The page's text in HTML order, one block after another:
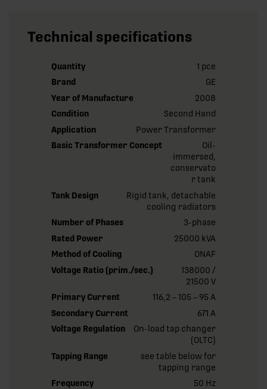
Technical specifications
Quantity
1 pce
Brand
GE
Year of Manufacture
2008
Condition
Second Hand
Application
Power Transformer
Basic Transformer Concept
Oil-
immersed,
conservato
r tank
Tank Design
Rigid tank, detachable
cooling radiators
Number of Phases
3-phase
Rated Power
25000 kVA
Method of Cooling
ONAF
Voltage Ratio (prim./sec.)
138000 /
21500 V
Primary Current
116,2 – 105 – 95 A
Secondary Current
671 A
Voltage Regulation
On-load tap changer
(OLTC)
Tapping Range
see table below for
tapping range
Frequency
50 Hz